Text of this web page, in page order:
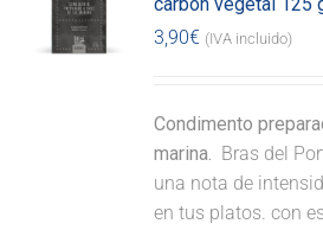
carbón vegetal 125
3,90€ (IVA incluido)
Condimento
marina. Bras del
una nota de
en tus platos. con